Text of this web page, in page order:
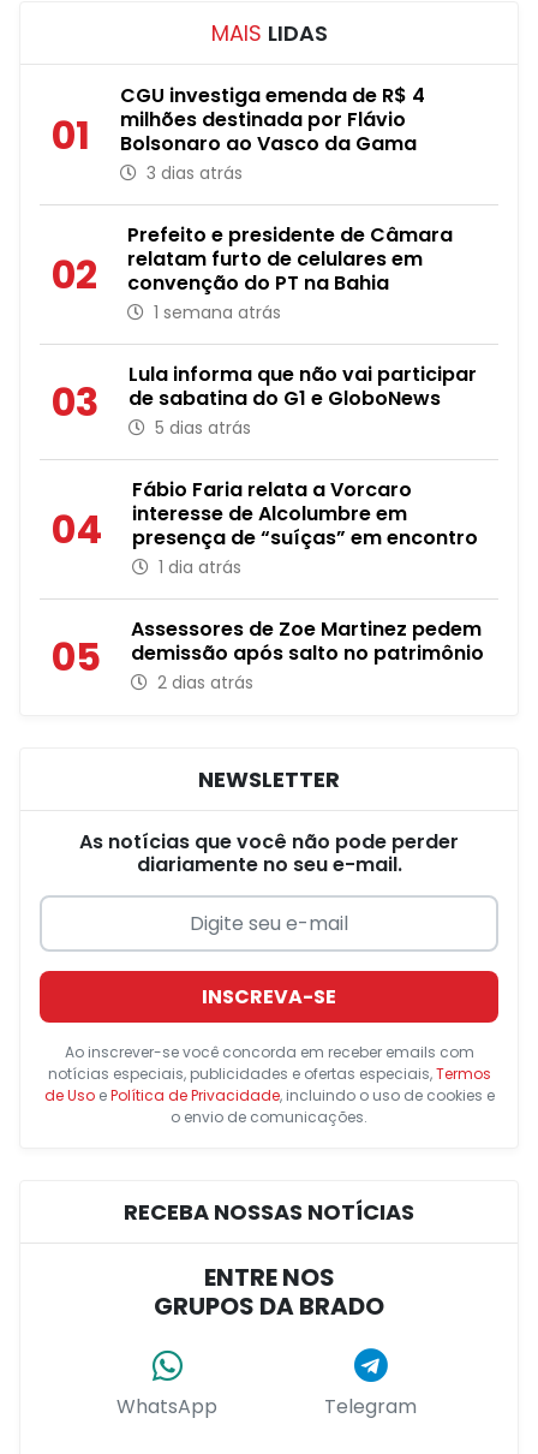
MAIS LIDAS
01
CGU investiga emenda de R$ 4
milhões destinada por Flávio
Bolsonaro ao Vasco da Gama
3 dias atrás
02
Prefeito e presidente de Câmara
relatam furto de celulares em
convenção do PT na Bahia
1 semana atrás
03
Lula informa que não vai participar
de sabatina do G1 e GloboNews
5 dias atrás
04
Fábio Faria relata a Vorcaro
interesse de Alcolumbre em
presença de “suíças” em encontro
1 dia atrás
05
Assessores de Zoe Martinez pedem
demissão após salto no patrimônio
2 dias atrás
NEWSLETTER
As notícias que você não pode perder
diariamente no seu e-mail.
INSCREVA-SE
Ao inscrever-se você concorda em receber emails com
notícias especiais, publicidades e ofertas especiais,Termos
de UsoePolítica de Privacidade, incluindo o uso de cookies e
o envio de comunicações.
RECEBA NOSSAS NOTÍCIAS
ENTRE NOS
GRUPOS DA BRADO
WhatsApp Telegram